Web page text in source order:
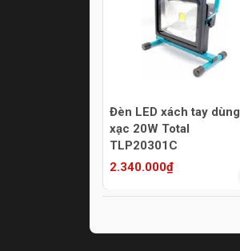
Đèn LED xách tay dùng
xạc 20W Total
TLP20301C
2.340.000₫